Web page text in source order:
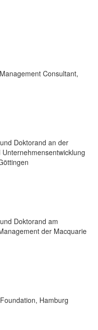
Consultant,
Doktorand an der
Doktorand am
der Macquarie
Hamburg